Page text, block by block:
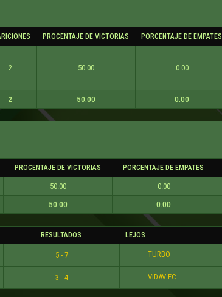
PROCENTAJE DE VICTORIAS PORCENTAJE DE EMPATES
2 50.00 0.00
2 50.00 0.00
PROCENTAJE DE VICTORIAS PORCENTAJE DE EMPATES
50.00 0.00
50.00 0.00
RESULTADOS LEJOS
5 - 7 TURBO
3 - 4 VIDAV FC